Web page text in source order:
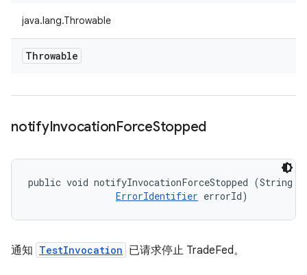
java.lang.Throwable
Throwable
notifyInvocationForceStopped
public void notifyInvocationForceStopped (String
ErrorIdentifier errorId)
通知 TestInvocation 已请求停止 TradeFed。